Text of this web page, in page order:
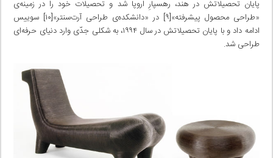
پایان تحصیلاتش در هند، رهسپارِ اروپا شد و تحصیلات خود را در زمینه‌ی
«طراحی محصول پیشرفته»[۹] در «دانشکده‌ی طراحی آرت‌سنتر»[۱۰] سوییس
ادامه داد و با پایان تحصیلاتش در سال ۱۹۹۴، به شکلی جدّی وارد دنیای حرفه‌ای
طراحی شد.